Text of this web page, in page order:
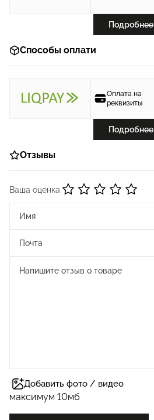
Подробнее
Способы оплати
Оплата на
реквизиты
Подробнее
Отзывы
Ваша оценка
Добавить фото / видео
максимум 10мб